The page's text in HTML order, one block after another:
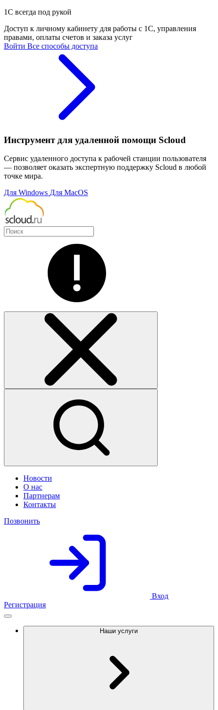
1С всегда под рукой
Доступ к личному кабинету для работы с 1С, управления
правами, оплаты счетов и заказа услуг
Войти Все способы доступа
Инструмент для удаленной помощи Scloud
Сервис удаленного доступа к рабочей станции пользователя
— позволяет оказать экспертную поддержку Scloud в любой
точке мира.
Для Windows Для MacOS
Новости
О нас
Партнерам
Контакты
Позвонить
Вход
Регистрация
Наши услуги